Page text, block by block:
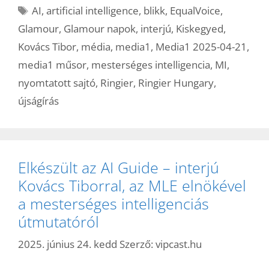
Címkék
AI,artificial intelligence, blikk, EqualVoice,
Glamour, Glamour napok, interjú, Kiskegyed,
Kovács Tibor, média, media1 , Media1 2025-04-21 ,
media1 műsor, mesterséges intelligencia, MI,
nyomtatott sajtó, Ringier, Ringier Hungary,
újságírás
Elkészült az AI Guide – interjú
Kovács Tiborral, az MLE elnökével
a mesterséges intelligenciás
útmutatóról
2025. június 24. kedd Szerző: vipcast.hu